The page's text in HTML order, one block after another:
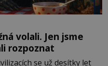
volali. Jen jsme
rozpoznat
se už desítky let